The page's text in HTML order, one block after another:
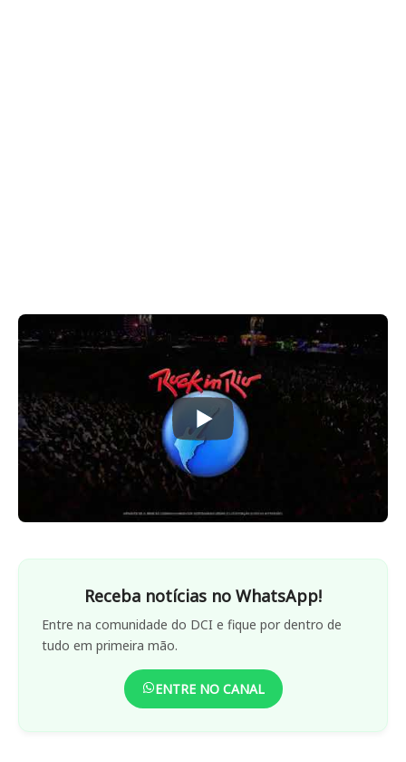
Receba notícias no WhatsApp!
Entre na comunidade do DCI e fique por dentro de
tudo em primeira mão.
ENTRE NO CANAL